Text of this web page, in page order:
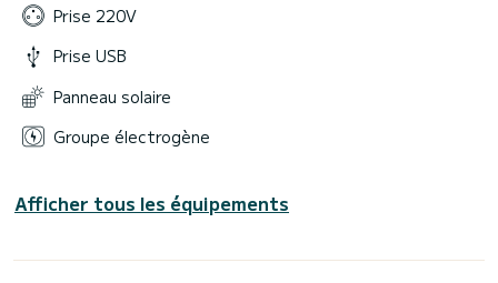
Prise 220V
Prise USB
Panneau solaire
Groupe électrogène
Afficher tous les équipements